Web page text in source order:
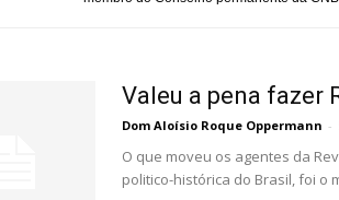
Valeu a pena fazer
Dom Aloísio Roque Oppermann -
O que moveu os agentes da
politico-histórica do Brasil, foi o